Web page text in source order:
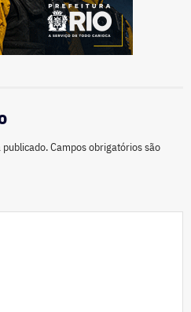
publicado.Campos obrigatórios são